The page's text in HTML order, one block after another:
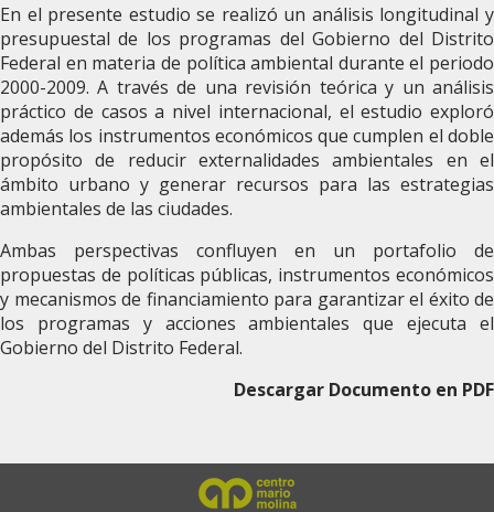
En el presente estudio se realizó un análisis longitudinal y
presupuestal de los programas del Gobierno del Distrito
Federal en materia de política ambiental durante el periodo
2000-2009. A través de una revisión teórica y un análisis
práctico de casos a nivel internacional, el estudio exploró
además los instrumentos económicos que cumplen el doble
propósito de reducir externalidades ambientales en el
ámbito urbano y generar recursos para las estrategias
ambientales de las ciudades.
Ambas perspectivas confluyen en un portafolio de
propuestas de políticas públicas, instrumentos económicos
y mecanismos de financiamiento para garantizar el éxito de
los programas y acciones ambientales que ejecuta el
Gobierno del Distrito Federal.
Descargar Documento en PDF